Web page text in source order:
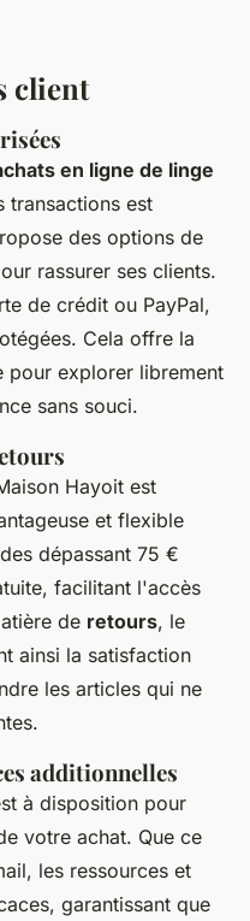
client
en ligne de linge
transactions est
des options de
rassurer ses clients.
de crédit ou PayPal,
Cela offre la
pour explorer librement
sans souci.
Hayoit est
et flexible
dépassant 75 €
facilitant l'accès
de retours, le
ainsi la satisfaction
les articles qui ne
additionnelles
à disposition pour
votre achat. Que ce
les ressources et
garantissant que